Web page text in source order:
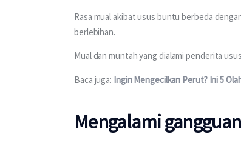
Rasa mual akibat usus buntu berbeda
berlebihan.
Mual dan muntah yang dialami penderita
Baca juga: Ingin Mengecilkan Perut? Ini 5
Mengalami